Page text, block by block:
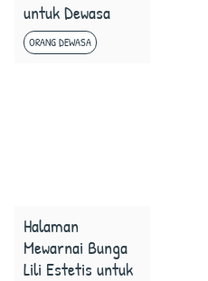
untuk Dewasa
ORANG DEWASA
Halaman
Mewarnai Bunga
Lili Estetis untuk